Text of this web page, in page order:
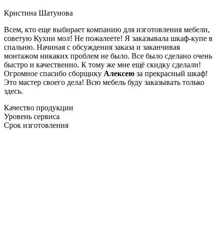
Кристина Шатунова
Всем, кто еще выбирает компанию для изготовления мебели,
советую Кухни мол! Не пожалеете! Я заказывала шкаф-купе в
спальню. Начиная с обсуждения заказа и заканчивая
монтажом никаких проблем не было. Все было сделано очень
быстро и качественно. К тому же мне ещё скидку сделали!
Огромное спасибо сборщику Алексею за прекрасный шкаф!
Это мастер своего дела! Всю мебель буду заказывать только
здесь.
Качество продукции
Уровень сервиса
Срок изготовления